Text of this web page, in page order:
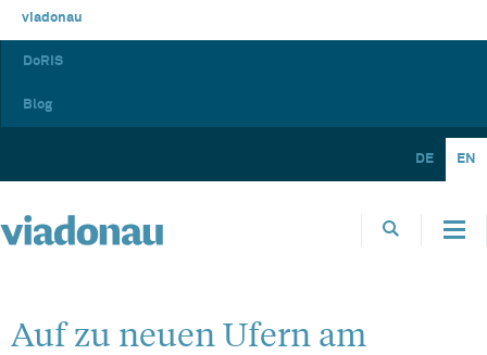
viadonau
DoRIS
Blog
DE EN
Auf zu neuen Ufern am